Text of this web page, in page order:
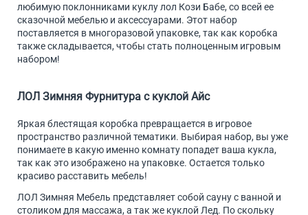
любимую поклонниками куклу лол Кози Бабе, со всей ее
сказочной мебелью и аксессуарами. Этот набор
поставляется в многоразовой упаковке, так как коробка
также складывается, чтобы стать полноценным игровым
набором!
ЛОЛ Зимняя Фурнитура с куклой Айс
Яркая блестящая коробка превращается в игровое
пространство различной тематики. Выбирая набор, вы уже
понимаете в какую именно комнату попадет ваша кукла,
так как это изображено на упаковке. Остается только
красиво расставить мебель!
ЛОЛ Зимняя Мебель представляет собой сауну с ванной и
столиком для массажа, а так же куклой Лед. По скольку